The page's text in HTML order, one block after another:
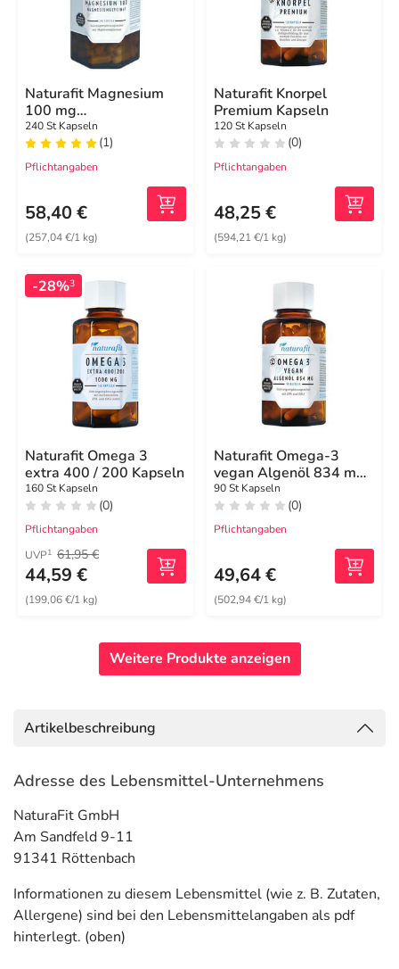
Naturafit Magnesium
100 mg
Magnesiumglycinat
Kapseln
240 St Kapseln
(1)
Pflichtangaben
58,40 €
(257,04 €/1 kg)
Naturafit Knorpel
Premium Kapseln
120 St Kapseln
(0)
Pflichtangaben
48,25 €
(594,21 €/1 kg)
-28%3
Naturafit Omega 3
extra 400 / 200 Kapseln
160 St Kapseln
(0)
Pflichtangaben
UVP1 61,95 €
44,59 €
(199,06 €/1 kg)
Naturafit Omega-3
vegan Algenöl 834 mg
Kapseln
90 St Kapseln
(0)
Pflichtangaben
49,64 €
(502,94 €/1 kg)
Weitere Produkte anzeigen
Artikelbeschreibung
Adresse des Lebensmittel-Unternehmens
NaturaFit GmbH
Am Sandfeld 9-11
91341 Röttenbach
Informationen zu diesem Lebensmittel (wie z. B. Zutaten,
Allergene) sind bei den Lebensmittelangaben als pdf
hinterlegt. (oben)